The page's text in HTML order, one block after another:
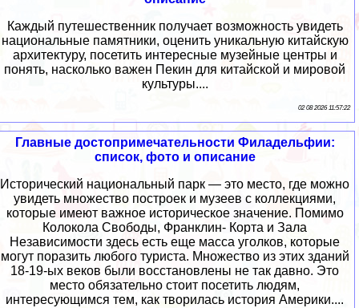
Каждый путешественник получает возможность увидеть
национальные памятники, оценить уникальную китайскую
архитектуру, посетить интересные музейные центры и
понять, насколько важен Пекин для китайской и мировой
культуры....
02 08 2026 11:57:22
Главные достопримечательности Филадельфии:
список, фото и описание
Исторический национальный парк — это место, где можно
увидеть множество построек и музеев с коллекциями,
которые имеют важное историческое значение. Помимо
Колокола Свободы, Франклин- Корта и Зала
Независимости здесь есть еще масса уголков, которые
могут поразить любого туриста. Множество из этих зданий
18-19-ых веков были восстановлены не так давно. Это
место обязательно стоит посетить людям,
интересующимся тем, как творилась история Америки....